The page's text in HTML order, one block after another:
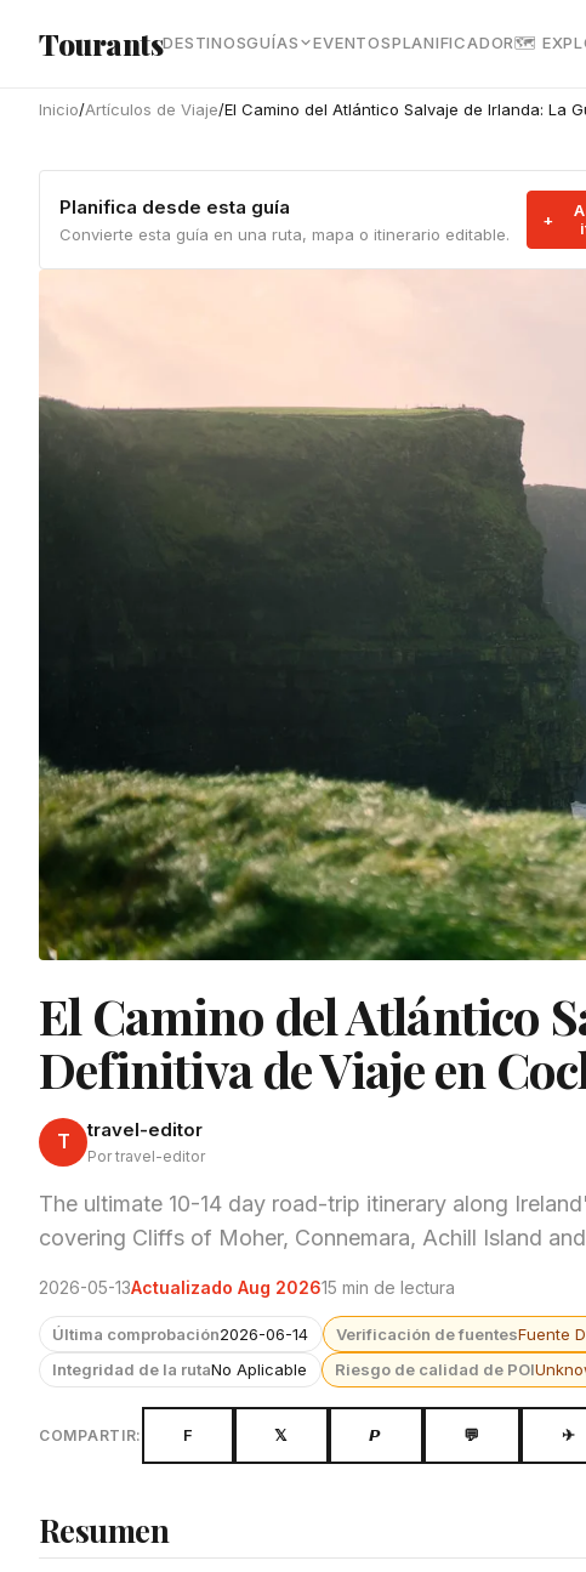
TourantsDESTINOSGUÍAS EVENTOSPLANIFICADOR🗺
Inicio/Artículos de Viaje/El Camino del Atlántico Salvaje de Irlanda: La
Planifica desde esta guía
Convierte esta guía en una ruta, mapa o itinerario editable.
El Camino del Atlántico
Definitiva de Viaje en
T travel-editor
Por travel-editor
The ultimate 10-14 day road-trip itinerary along
covering Cliffs of Moher, Connemara, Achill Island
2026-05-13Actualizado Aug 202615 min de lectura
Última comprobación2026-06-14 Verificación de fuentesFuente
Integridad de la rutaNo Aplicable Riesgo de calidad de POI
COMPARTIR: F 𝕏 𝙋 💬 ✈
Resumen